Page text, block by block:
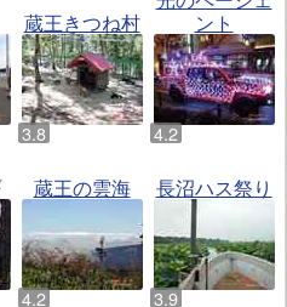
蔵王きつね村
ント
蔵王の雲海 長沼ハス祭り